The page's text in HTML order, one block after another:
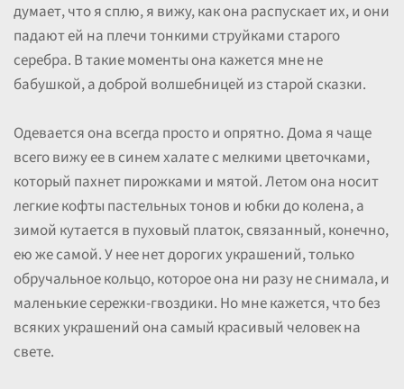
думает, что я сплю, я вижу, как она распускает их, и они
падают ей на плечи тонкими струйками старого
серебра. В такие моменты она кажется мне не
бабушкой, а доброй волшебницей из старой сказки.
Одевается она всегда просто и опрятно. Дома я чаще
всего вижу ее в синем халате с мелкими цветочками,
который пахнет пирожками и мятой. Летом она носит
легкие кофты пастельных тонов и юбки до колена, а
зимой кутается в пуховый платок, связанный, конечно,
ею же самой. У нее нет дорогих украшений, только
обручальное кольцо, которое она ни разу не снимала, и
маленькие сережки-гвоздики. Но мне кажется, что без
всяких украшений она самый красивый человек на
свете.